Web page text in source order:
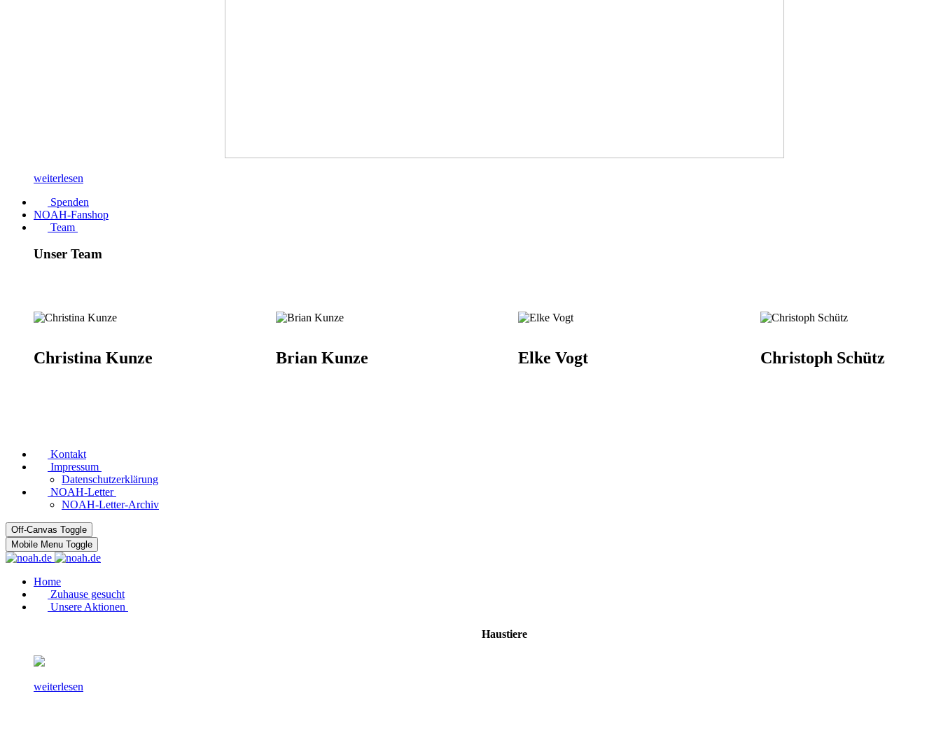
weiterlesen
Spenden
NOAH-Fanshop
Team
Unser Team
Christina Kunze Brian Kunze Elke Vogt Christoph Schütz
Kontakt
Impressum
Datenschutzerklärung
NOAH-Letter
NOAH-Letter-Archiv
Off-Canvas Toggle
Mobile Menu Toggle
Home
Zuhause gesucht
Unsere Aktionen
Haustiere
weiterlesen